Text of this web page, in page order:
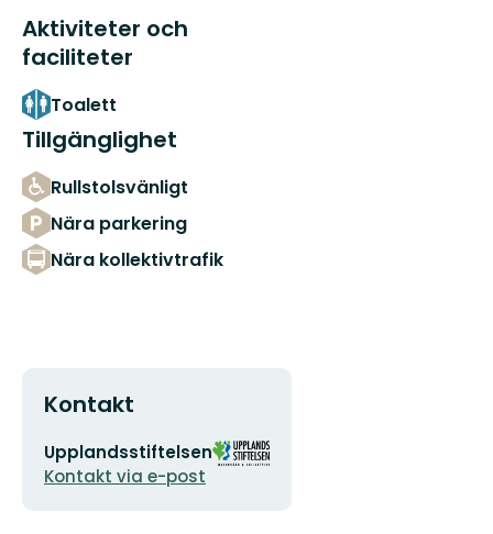
Aktiviteter och
faciliteter
Toalett
Tillgänglighet
Rullstolsvänligt
Nära parkering
Nära kollektivtrafik
Kontakt
E-
postadress
Upplandsstiftelsen
Kontakt via e-post
Organisationens
logotyp